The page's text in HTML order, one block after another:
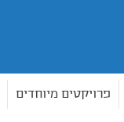
פרויקטים מיוחדים